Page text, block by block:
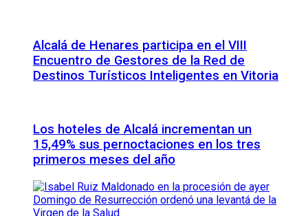
Alcalá de Henares participa en el VIII
Encuentro de Gestores de la Red de
Destinos Turísticos Inteligentes en Vitoria
Los hoteles de Alcalá incrementan un
15,49% sus pernoctaciones en los tres
primeros meses del año